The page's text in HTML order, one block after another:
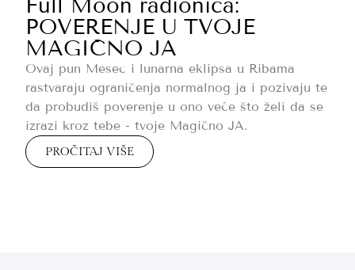
Full Moon radionica:
POVERENJE U TVOJE
MAGIČNO JA
Ovaj pun Mesec i lunarna eklipsa u Ribama
rastvaraju ograničenja normalnog ja i pozivaju te
da probudiš poverenje u ono veće što želi da se
izrazi kroz tebe - tvoje Magično JA.
PROČITAJ VIŠE